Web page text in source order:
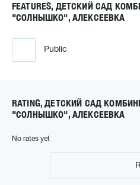
FEATURES, ДЕТСКИЙ САД
"СОЛНЫШКО", АЛЕКСЕЕВКА
Public
RATING, ДЕТСКИЙ САД
"СОЛНЫШКО", АЛЕКСЕЕВКА
No rates yet